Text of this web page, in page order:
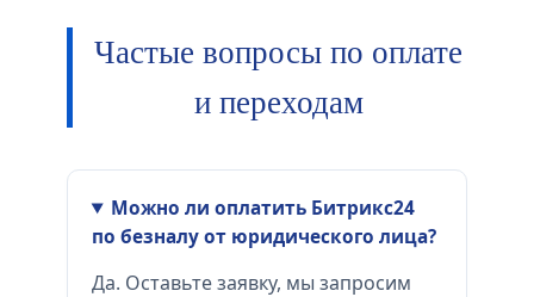
Частые вопросы по оплате
и переходам
Можно ли оплатить Битрикс24
по безналу от юридического лица?
Да. Оставьте заявку, мы запросим